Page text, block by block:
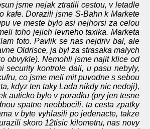
jsme nejak ztratili cestou, v letadle
kafe. Dorazili jsme S-Bahn k Markete
ve meste bylo asi nejhorsi za celou
toho jejich levneho taxika. Marketa
foto. Pavlik se nas nejdriv bal, ale
Oldrisce, ja byl za strasaka malych
obvykle). Nemohli jsme najit klice od
security kontrole dali, u pasu nebyly,
co jsme meli mit puvodne s sebou
kdyz ten taky Lada nikdy nic nedoji),
auticko bylo v poradku (pry jen tesne
spatne neobbocili, ta cesta zpatky
v byte vyhlasili po jedenacte, takze
skoro 12tisic kilometru, nas novy